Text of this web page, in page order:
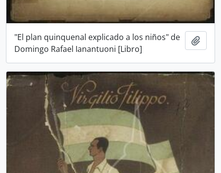
"El plan quinquenal explicado a los niños" de
Domingo Rafael Ianantuoni [Libro]